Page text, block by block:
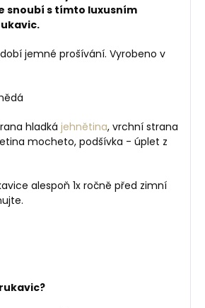
snoubí s tímto luxusním
jemné prošívání. Vyrobeno v
hladká jehnětina, vrchní strana
mocheto, podšívka - úplet z
alespoň 1x ročně před zimní